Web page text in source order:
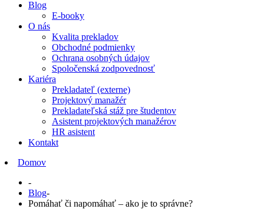
Blog
E-booky
O nás
Kvalita prekladov
Obchodné podmienky
Ochrana osobných údajov
Spoločenská zodpovednosť
Kariéra
Prekladateľ (externe)
Projektový manažér
Prekladateľská stáž pre študentov
Asistent projektových manažérov
HR asistent
Kontakt
Domov
-
Blog-
Pomáhať či napomáhať – ako je to správne?